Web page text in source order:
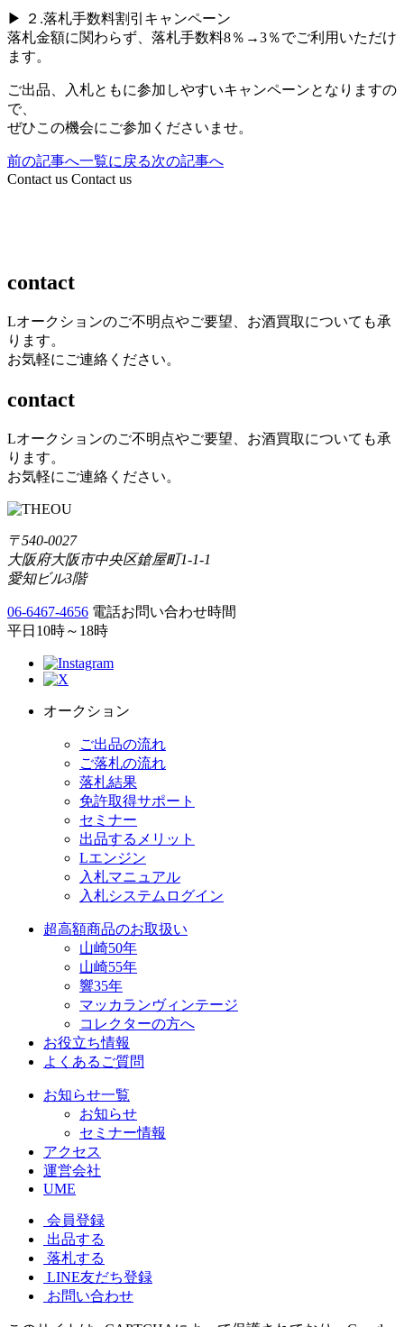
▶ ２.落札手数料割引キャンペーン
落札金額に関わらず、落札手数料8％→3％でご利用いただけ
ます。
ご出品、入札ともに参加しやすいキャンペーンとなりますの
で、
ぜひこの機会にご参加くださいませ。
前の記事へ一覧に戻る次の記事へ
Contact us Contact us
contact
Lオークションのご不明点やご要望、お酒買取についても承
ります。
お気軽にご連絡ください。
contact
Lオークションのご不明点やご要望、お酒買取についても承
ります。
お気軽にご連絡ください。
〒540-0027
大阪府大阪市中央区鎗屋町1-1-1
愛知ビル3階
06-6467-4656 電話お問い合わせ時間
平日10時～18時
オークション
ご出品の流れ
ご落札の流れ
落札結果
免許取得サポート
セミナー
出品するメリット
Lエンジン
入札マニュアル
入札システムログイン
超高額商品のお取扱い
山崎50年
山崎55年
響35年
マッカランヴィンテージ
コレクターの方へ
お役立ち情報
よくあるご質問
お知らせ一覧
お知らせ
セミナー情報
アクセス
運営会社
UME
会員登録
出品する
落札する
LINE友だち登録
お問い合わせ